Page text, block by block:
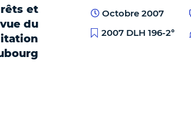
et
du
Octobre 2007
2007 DLH 196-2°